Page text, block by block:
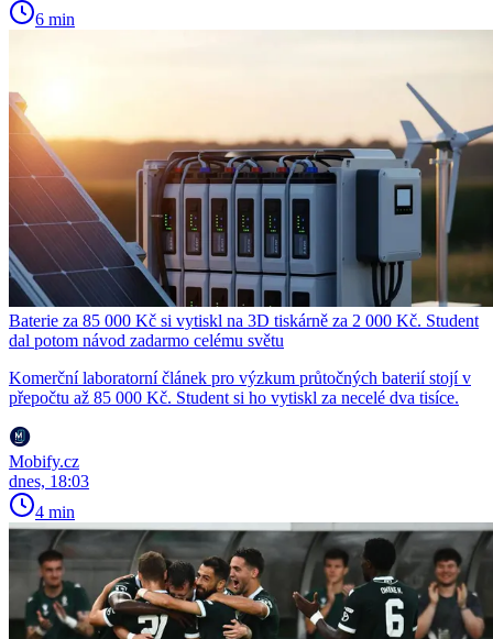
6 min
Baterie za 85 000 Kč si vytiskl na 3D tiskárně za 2 000 Kč. Student
dal potom návod zadarmo celému světu
Komerční laboratorní článek pro výzkum průtočných baterií stojí v
přepočtu až 85 000 Kč. Student si ho vytiskl za necelé dva tisíce.
Mobify.cz
dnes, 18:03
4 min